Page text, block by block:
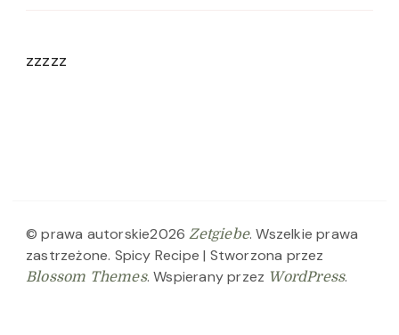
zzzzz
© prawa autorskie2026Zetgiebe. Wszelkie prawa
zastrzeżone. Spicy Recipe | Stworzona przez
Blossom Themes. Wspierany przez WordPress.